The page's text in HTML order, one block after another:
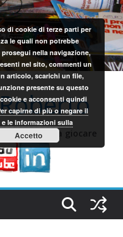
iniziano a giocare
di cookie di terze parti per
le quali non potrebbe
nella navigazione,
nel sito, commenti un
articolo, scarichi un file,
presente su questo
e acconsenti quindi
capirne di più o negare il
le informazioni sulla
Accetto